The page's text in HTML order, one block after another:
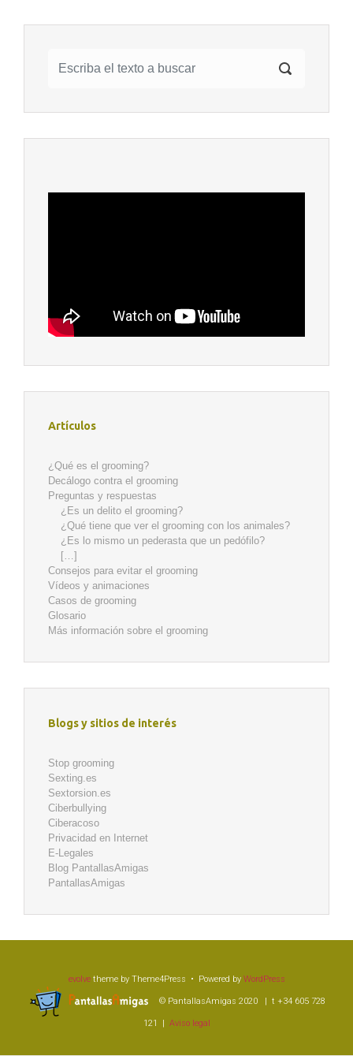
Artículos
¿Qué es el grooming?
Decálogo contra el grooming
Preguntas y respuestas
¿Es un delito el grooming?
¿Qué tiene que ver el grooming con los animales?
¿Es lo mismo un pederasta que un pedófilo?
[…]
Consejos para evitar el grooming
Vídeos y animaciones
Casos de grooming
Glosario
Más información sobre el grooming
Blogs y sitios de interés
Stop grooming
Sexting.es
Sextorsion.es
Ciberbullying
Ciberacoso
Privacidad en Internet
E-Legales
Blog PantallasAmigas
PantallasAmigas
evolvetheme by Theme4Press • Powered by WordPress
© PantallasAmigas 2020 | t +34 605 728
121 | Aviso legal